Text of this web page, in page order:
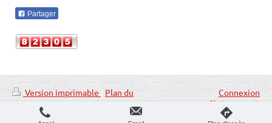
Partager
Version imprimable
Plan du
site
© MC Expertise
Connexion
Affichage Web